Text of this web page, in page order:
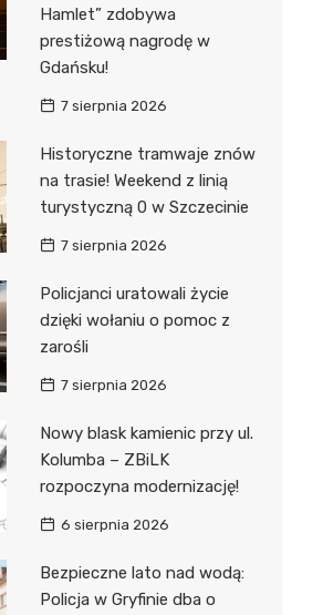
Hamlet” zdobywa
prestiżową nagrodę w
Gdańsku!
7 sierpnia 2026
Historyczne tramwaje znów
na trasie! Weekend z linią
turystyczną 0 w Szczecinie
7 sierpnia 2026
Policjanci uratowali życie
dzięki wołaniu o pomoc z
zarośli
7 sierpnia 2026
Nowy blask kamienic przy ul.
Kolumba – ZBiLK
rozpoczyna modernizację!
6 sierpnia 2026
Bezpieczne lato nad wodą:
Policja w Gryfinie dba o